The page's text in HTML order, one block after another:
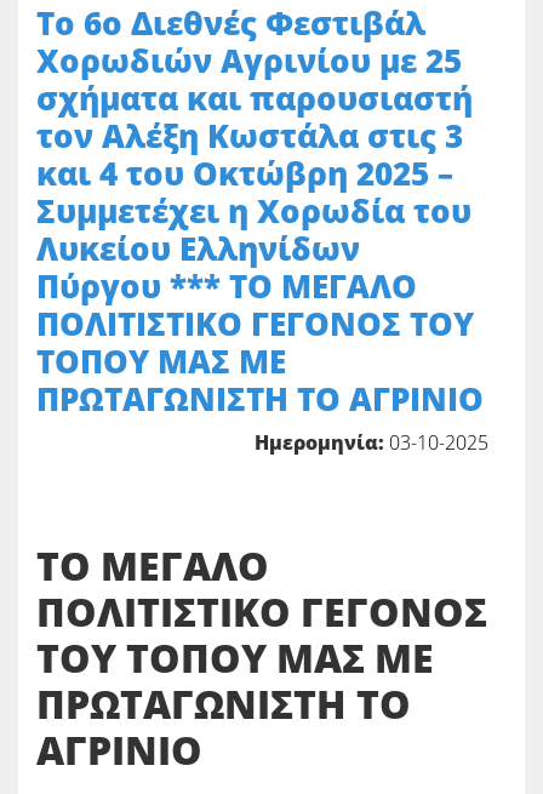
Το 6ο Διεθνές Φεστιβάλ
Χορωδιών Αγρινίου με 25
σχήματα και παρουσιαστή
τον Αλέξη Κωστάλα στις 3
και 4 του Οκτώβρη 2025 –
Συμμετέχει η Χορωδία του
Λυκείου Ελληνίδων
Πύργου *** ΤΟ ΜΕΓΑΛΟ
ΠΟΛΙΤΙΣΤΙΚΟ ΓΕΓΟΝΟΣ ΤΟΥ
ΤΟΠΟΥ ΜΑΣ ΜΕ
ΠΡΩΤΑΓΩΝΙΣΤΗ ΤΟ ΑΓΡΙΝΙΟ
Ημερομηνία: 03-10-2025
ΤΟ ΜΕΓΑΛΟ
ΠΟΛΙΤΙΣΤΙΚΟ ΓΕΓΟΝΟΣ
ΤΟΥ ΤΟΠΟΥ ΜΑΣ ΜΕ
ΠΡΩΤΑΓΩΝΙΣΤΗ ΤΟ
ΑΓΡΙΝΙΟ